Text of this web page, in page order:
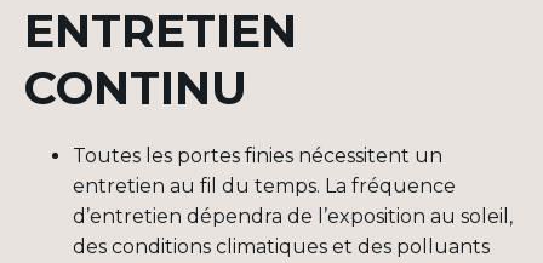
ENTRETIEN
CONTINU
Toutes les portes finies nécessitent un
entretien au fil du temps. La fréquence
d’entretien dépendra de l’exposition au soleil,
des conditions climatiques et des polluants